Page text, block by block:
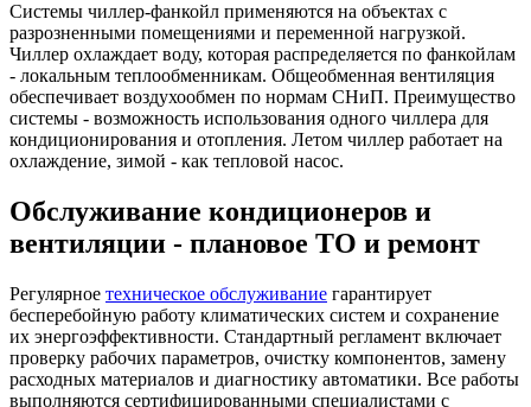
Системы чиллер-фанкойл применяются на объектах с
разрозненными помещениями и переменной нагрузкой.
Чиллер охлаждает воду, которая распределяется по фанкойлам
- локальным теплообменникам. Общеобменная вентиляция
обеспечивает воздухообмен по нормам СНиП. Преимущество
системы - возможность использования одного чиллера для
кондиционирования и отопления. Летом чиллер работает на
охлаждение, зимой - как тепловой насос.
Обслуживание кондиционеров и
вентиляции - плановое ТО и ремонт
Регулярное техническое обслуживание гарантирует
бесперебойную работу климатических систем и сохранение
их энергоэффективности. Стандартный регламент включает
проверку рабочих параметров, очистку компонентов, замену
расходных материалов и диагностику автоматики. Все работы
выполняются сертифицированными специалистами с